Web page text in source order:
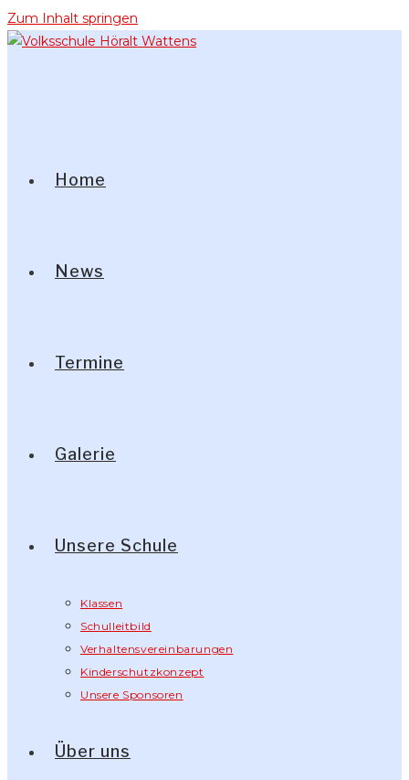
Zum Inhalt springen
Home
News
Termine
Galerie
Unsere Schule
Klassen
Schulleitbild
Verhaltensvereinbarungen
Kinderschutzkonzept
Unsere Sponsoren
Über uns